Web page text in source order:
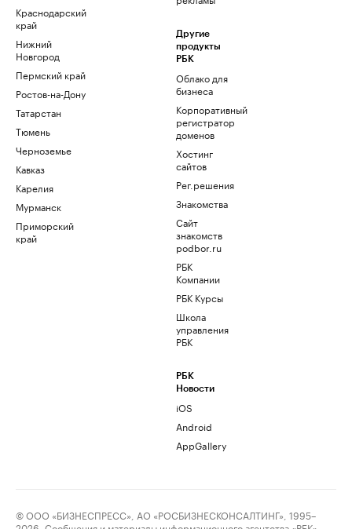
Краснодарский
край
Нижний
Новгород
Пермский край
Ростов-на-Дону
Татарстан
Тюмень
Черноземье
Кавказ
Карелия
Мурманск
Приморский
край
Другие
продукты
РБК
Облако для
бизнеса
Корпоративный
регистратор
доменов
Хостинг
сайтов
Рег.решения
Знакомства
Сайт
знакомств
podbor.ru
РБК
Компании
РБК Курсы
Школа
управления
РБК
РБК
Новости
iOS
Android
AppGallery
© ООО «БИЗНЕСПРЕСС», АО «РОСБИЗНЕСКОНСАЛТИНГ», 1995–